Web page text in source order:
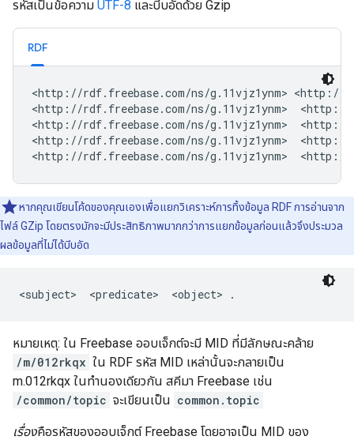
รหัสเป็นข้อความ UTF-8 และบีบอัดด้วย Gzip
RDF
<http://rdf.freebase.com/ns/g.11vjz1ynm> <http://
<http://rdf.freebase.com/ns/g.11vjz1ynm>  <http://
<http://rdf.freebase.com/ns/g.11vjz1ynm>  <http://
<http://rdf.freebase.com/ns/g.11vjz1ynm>  <http://
<http://rdf.freebase.com/ns/g.11vjz1ynm>  <http://
หากคุณเขียนโค้ดของคุณเองเพื่อแยกวิเคราะห์การทิ้งข้อมูล RDF การอ่านจาก
ไฟล์ GZip โดยตรงมักจะมีประสิทธิภาพมากกว่าการแยกข้อมูลก่อนแล้วจึงประมวล
ผลข้อมูลที่ไม่ได้บีบอัด
<subject>  <predicate>  <object> .
หมายเหตุ: ใน Freebase ออบเจ็กต์จะมี MID ที่มีลักษณะคล้าย
/m/012rkqx ใน RDF รหัส MID เหล่านั้นจะกลายเป็น
m.012rkqx ในทำนองเดียวกัน สคีมา Freebase เช่น
/common/topic จะเขียนเป็น common.topic
เรื่องคือรหัสของออบเจ็กต์ Freebase โดยอาจเป็น MID ของ